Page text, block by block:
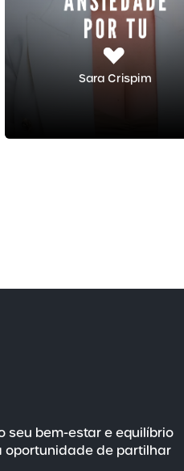
Sara Crispim
seu bem-estare equilíbrio
oportunidade de partilhar